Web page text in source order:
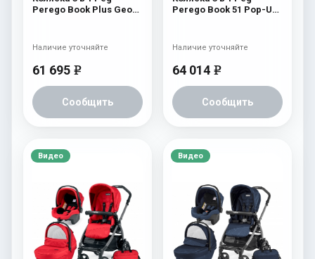
Perego Book Plus Geo
61 695 e
Сообщить
Наличие уточняйте
Perego Book 51 Pop-Up
64 014 e
Сообщить
Наличие уточняйте
Видео Видео